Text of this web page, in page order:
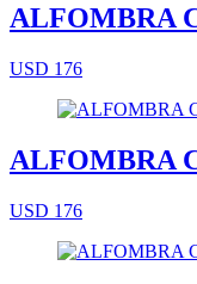
ALFOMBRA
USD 176
ALFOMBRA
USD 176